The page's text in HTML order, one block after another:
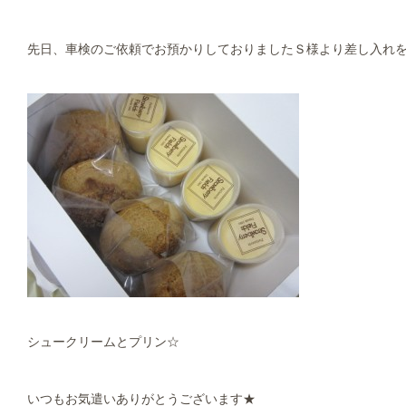
先日、車検のご依頼でお預かりしておりましたＳ様より差し入れ
シュークリームとプリン☆
いつもお気遣いありがとうございます★